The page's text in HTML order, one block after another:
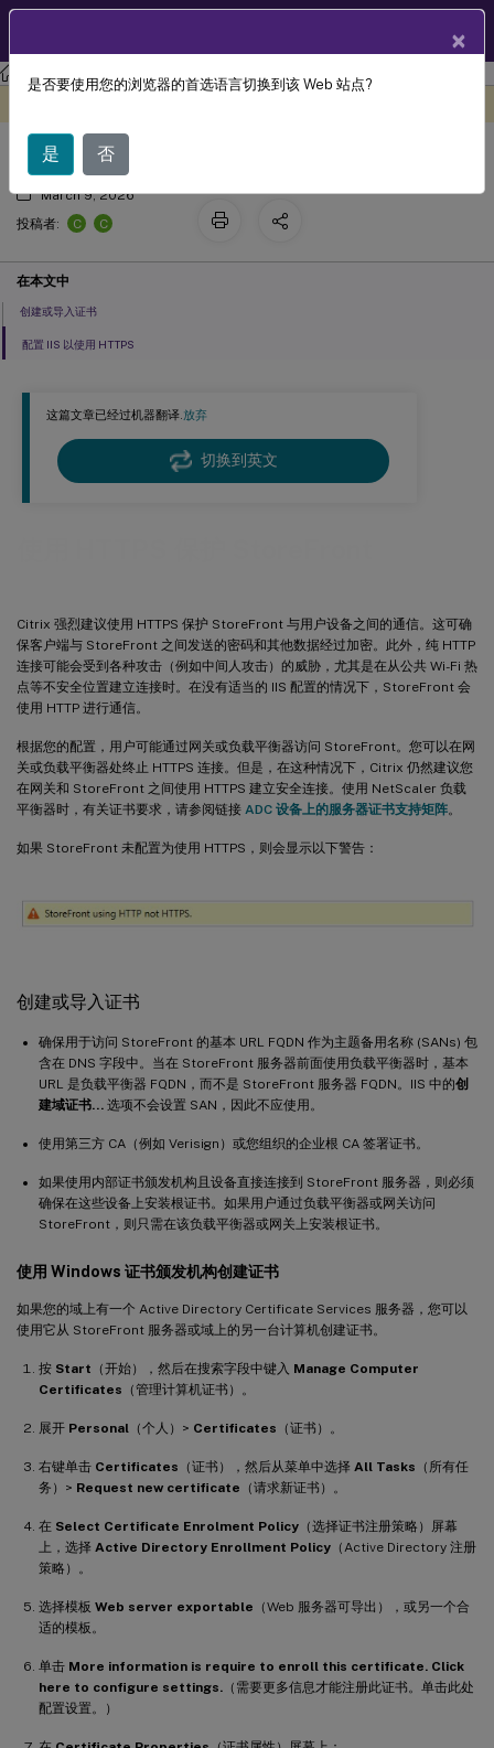
StoreFront StoreFront 2203
这篇文章已经过机器翻译.放弃
切换到英文
Citrix 强烈建议使用 HTTPS 保护 StoreFront 与用户设备之间的通信。这可确
保客户端与 StoreFront 之间发送的密码和其他数据经过加密。此外，纯 HTTP
连接可能会受到各种攻击（例如中间人攻击）的威胁，尤其是在从公共 Wi-Fi 热
点等不安全位置建立连接时。在没有适当的 IIS 配置的情况下，StoreFront 会
使用 HTTP 进行通信。
根据您的配置，用户可能通过网关或负载平衡器访问 StoreFront。您可以在网
关或负载平衡器处终止 HTTPS 连接。但是，在这种情况下，Citrix 仍然建议您
在网关和 StoreFront 之间使用 HTTPS 建立安全连接。使用 NetScaler 负载
平衡器时，有关证书要求，请参阅链接 ADC 设备上的服务器证书支持矩阵。
如果 StoreFront 未配置为使用 HTTPS，则会显示以下警告：
创建或导入证书
确保用于访问 StoreFront 的基本 URL FQDN 作为主题备用名称 (SANs) 包
含在 DNS 字段中。当在 StoreFront 服务器前面使用负载平衡器时，基本
URL 是负载平衡器 FQDN，而不是 StoreFront 服务器 FQDN。IIS 中的创
建域证书… 选项不会设置 SAN，因此不应使用。
使用第三方 CA（例如 Verisign）或您组织的企业根 CA 签署证书。
如果使用内部证书颁发机构且设备直接连接到 StoreFront 服务器，则必须
确保在这些设备上安装根证书。如果用户通过负载平衡器或网关访问
StoreFront，则只需在该负载平衡器或网关上安装根证书。
使用 Windows 证书颁发机构创建证书
如果您的域上有一个 Active Directory Certificate Services 服务器，您可以
使用它从 StoreFront 服务器或域上的另一台计算机创建证书。
按 Start （开始），然后在搜索字段中键入 Manage Computer
Certificates （管理计算机证书）。
展开 Personal （个人）> Certificates （证书）。
右键单击 Certificates （证书），然后从菜单中选择 All Tasks （所有任
务）> Request new certificate （请求新证书）。
在 Select Certificate Enrolment Policy （选择证书注册策略）屏幕
上，选择 Active Directory Enrollment Policy （Active Directory 注册
策略）。
选择模板 Web server exportable （Web 服务器可导出），或另一个合
适的模板。
单击 More information is require to enroll this certificate. Click
here to configure settings. （需要更多信息才能注册此证书。单击此处
配置设置。）
使用 HTTPS 保护 StoreFront
March 9, 2026
投稿者:
C C
在本文中
创建或导入证书
配置 IIS 以使用 HTTPS
×
是否要使用您的浏览器的首选语言切换到该 Web 站点?
是 否